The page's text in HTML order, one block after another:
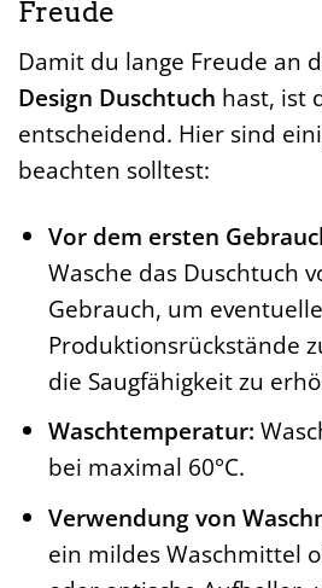
Freude
Damit du lange Freude an
Design Duschtuch hast, ist
entscheidend. Hier sind
beachten solltest:
Vor dem ersten
Wasche das Duschtuch
Gebrauch, um eventuelle
Produktionsrückstände
die Saugfähigkeit zu
Waschtemperatur:
bei maximal 60°C.
Verwendung von
ein mildes Waschmittel